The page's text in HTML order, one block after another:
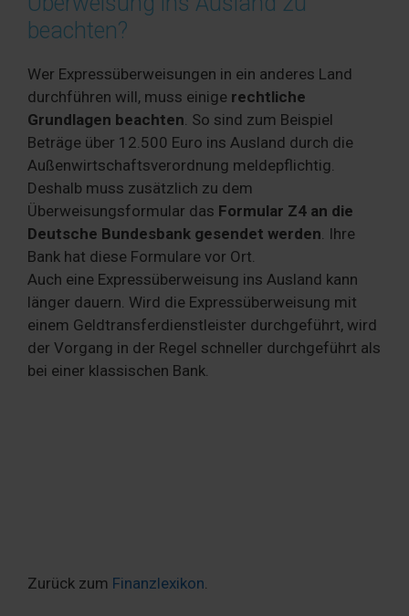
beachten?
Wer Expressüberweisungen in ein anderes Land
durchführen will, muss einige rechtliche
Grundlagen beachten . So sind zum Beispiel
Beträge über 12.500 Euro ins Ausland durch die
Außenwirtschaftsverordnung meldepflichtig.
Deshalb muss zusätzlich zu dem
Überweisungsformular das Formular Z4 an die
Deutsche Bundesbank gesendet werden . Ihre
Bank hat diese Formulare vor Ort.
Auch eine Expressüberweisung ins Ausland kann
länger dauern. Wird die Expressüberweisung mit
einem Geldtransferdienstleister durchgeführt, wird
der Vorgang in der Regel schneller durchgeführt als
bei einer klassischen Bank.
Zurück zum Finanzlexikon